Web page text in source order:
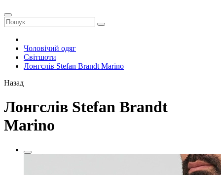
Чоловічий одяг
Світшоти
Лонгслів Stefan Brandt Marino
Назад
Лонгслів Stefan Brandt
Marino